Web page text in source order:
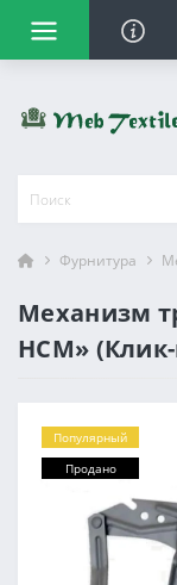
Фурнитура
Механизм
НСМ»
Популярный
Продано